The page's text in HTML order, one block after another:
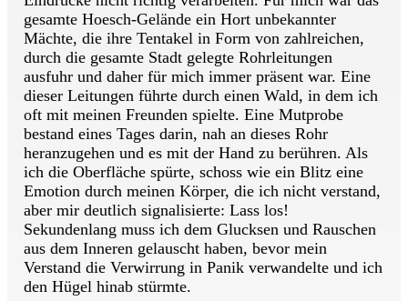
gesamte Hoesch-Gelände ein Hort unbekannter
Mächte, die ihre Tentakel in Form von zahlreichen,
durch die gesamte Stadt gelegte Rohrleitungen
ausfuhr und daher für mich immer präsent war. Eine
dieser Leitungen führte durch einen Wald, in dem ich
oft mit meinen Freunden spielte. Eine Mutprobe
bestand eines Tages darin, nah an dieses Rohr
heranzugehen und es mit der Hand zu berühren. Als
ich die Oberfläche spürte, schoss wie ein Blitz eine
Emotion durch meinen Körper, die ich nicht verstand,
aber mir deutlich signalisierte: Lass los!
Sekundenlang muss ich dem Glucksen und Rauschen
aus dem Inneren gelauscht haben, bevor mein
Verstand die Verwirrung in Panik verwandelte und ich
den Hügel hinab stürmte.